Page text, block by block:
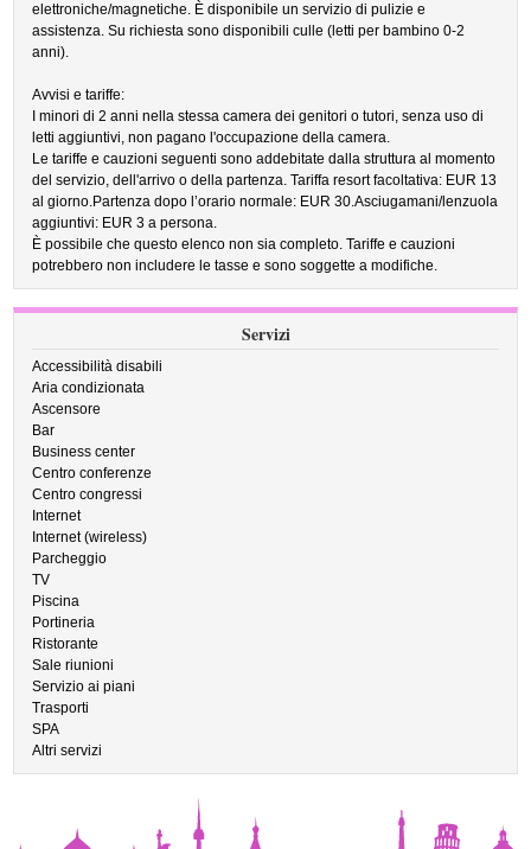
elettroniche/magnetiche. È disponibile un servizio di pulizie e
assistenza. Su richiesta sono disponibili culle (letti per bambino 0-2
anni).
Avvisi e tariffe:
I minori di 2 anni nella stessa camera dei genitori o tutori, senza uso di
letti aggiuntivi, non pagano l'occupazione della camera.
Le tariffe e cauzioni seguenti sono addebitate dalla struttura al momento
del servizio, dell'arrivo o della partenza. Tariffa resort facoltativa: EUR 13
al giorno.Partenza dopo l’orario normale: EUR 30.Asciugamani/lenzuola
aggiuntivi: EUR 3 a persona.
È possibile che questo elenco non sia completo. Tariffe e cauzioni
potrebbero non includere le tasse e sono soggette a modifiche.
Servizi
Accessibilità disabili
Aria condizionata
Ascensore
Bar
Business center
Centro conferenze
Centro congressi
Internet
Internet (wireless)
Parcheggio
TV
Piscina
Portineria
Ristorante
Sale riunioni
Servizio ai piani
Trasporti
SPA
Altri servizi